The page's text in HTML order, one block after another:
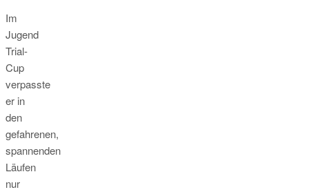
Im
Jugend
Trial-
Cup
verpasste
er in
den
gefahrenen,
spannenden
Läufen
nur